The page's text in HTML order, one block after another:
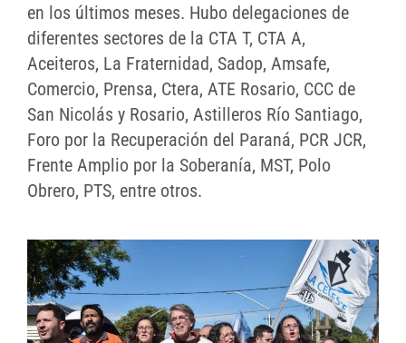
en los últimos meses. Hubo delegaciones de
diferentes sectores de la CTA T, CTA A,
Aceiteros, La Fraternidad, Sadop, Amsafe,
Comercio, Prensa, Ctera, ATE Rosario, CCC de
San Nicolás y Rosario, Astilleros Río Santiago,
Foro por la Recuperación del Paraná, PCR JCR,
Frente Amplio por la Soberanía, MST, Polo
Obrero, PTS, entre otros.